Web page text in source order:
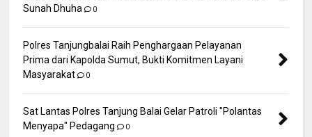
Sunah Dhuha
0
Polres Tanjungbalai Raih Penghargaan Pelayanan
Prima dari Kapolda Sumut, Bukti Komitmen Layani
Masyarakat
0
Sat Lantas Polres Tanjung Balai Gelar Patroli "Polantas
Menyapa" Pedagang
0